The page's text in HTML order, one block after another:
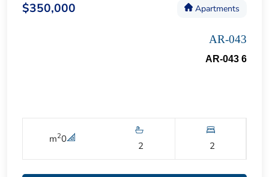
Apartments
$350,000
AR-043
AR-043 6
2
2
0
m2